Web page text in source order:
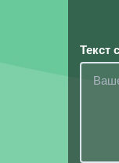
Текст